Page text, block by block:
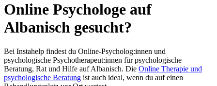
Online Psychologe auf
Albanisch gesucht?
Bei Instahelp findest du Online-Psycholog:innen und
psychologische Psychotherapeut:innen für psychologische
Beratung, Rat und Hilfe auf Albanisch. Die Online Therapie und
psychologische Beratung ist auch ideal, wenn du auf einen